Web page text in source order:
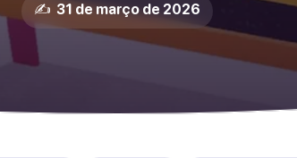
✍️ 31 de março de 2026